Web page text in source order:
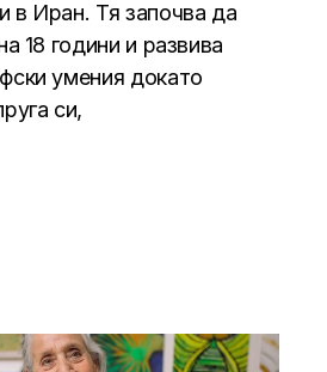
в Иран. Тя започва да
18 години и развива
умения докато
си,